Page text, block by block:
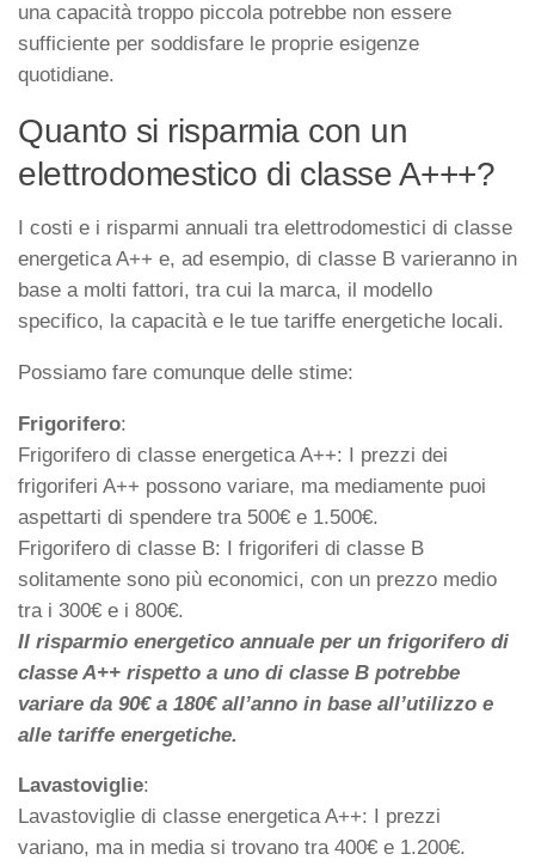
una capacità troppo piccola potrebbe non essere
sufficiente per soddisfare le proprie esigenze
quotidiane.
Quanto si risparmia con un
elettrodomestico di classe A+++?
I costi e i risparmi annuali tra elettrodomestici di classe
energetica A++ e, ad esempio, di classe B varieranno in
base a molti fattori, tra cui la marca, il modello
specifico, la capacità e le tue tariffe energetiche locali.
Possiamo fare comunque delle stime:
Frigorifero:
Frigorifero di classe energetica A++: I prezzi dei
frigoriferi A++ possono variare, ma mediamente puoi
aspettarti di spendere tra 500€ e 1.500€.
Frigorifero di classe B: I frigoriferi di classe B
solitamente sono più economici, con un prezzo medio
tra i 300€ e i 800€.
Il risparmio energetico annuale per un frigorifero di
classe A++ rispetto a uno di classe B potrebbe
variare da 90€ a 180€ all’anno in base all’utilizzo e
alle tariffe energetiche.
Lavastoviglie:
Lavastoviglie di classe energetica A++: I prezzi
variano, ma in media si trovano tra 400€ e 1.200€.